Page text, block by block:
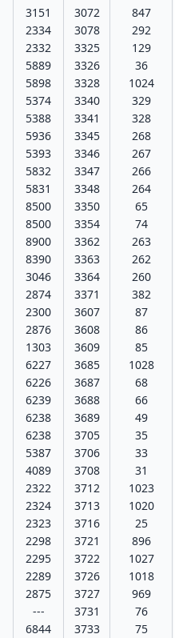
3151
2334
2332
5889
5898
5374
5388
5936
5393
5832
5831
8500
8500
8900
8390
3046
2874
2300
2876
1303
6227
6226
6239
6238
6238
5387
4089
2322
2324
2323
2298
2295
2289
2875
---
6844
3072
3078
3325
3326
3328
3340
3341
3345
3346
3347
3348
3350
3354
3362
3363
3364
3371
3607
3608
3609
3685
3687
3688
3689
3705
3706
3708
3712
3713
3716
3721
3722
3726
3727
3731
3733
847
292
129
36
1024
329
328
268
267
266
264
65
74
263
262
260
382
87
86
85
1028
68
66
49
35
33
31
1023
1020
25
896
1027
1018
969
76
75